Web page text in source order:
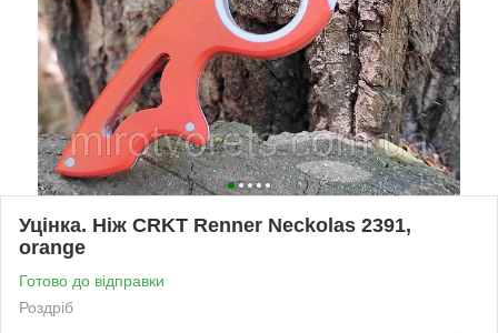
Уцінка. Ніж CRKT Renner Neckolas 2391,
orange
Готово до відправки
Роздріб